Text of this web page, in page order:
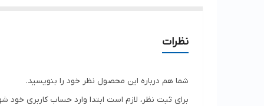
نظرات
شما هم درباره این محصول نظر خود را بنویسید.
برای ثبت نظر، لازم است ابتدا وارد حساب کاربری خود